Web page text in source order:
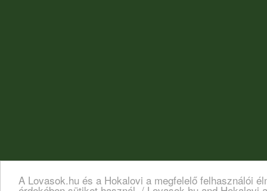
A Lovasok.hu és a Hokalovi a megfelelő felhasználói